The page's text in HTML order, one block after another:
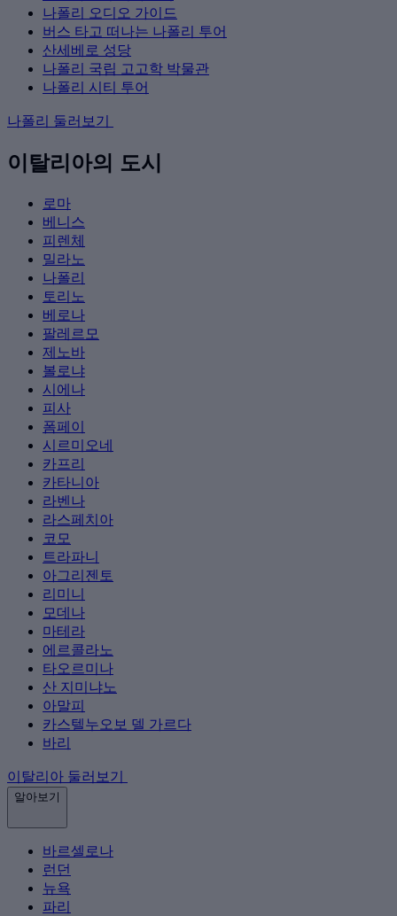
나폴리 오디오 가이드
버스 타고 떠나는 나폴리 투어
산세베로 성당
나폴리 국립 고고학 박물관
나폴리 시티 투어
나폴리 둘러보기
이탈리아의 도시
로마
베니스
피렌체
밀라노
나폴리
토리노
베로나
팔레르모
제노바
볼로냐
시에나
피사
폼페이
시르미오네
카프리
카타니아
라벤나
라스페치아
코모
트라파니
아그리젠토
리미니
모데나
마테라
에르콜라노
타오르미나
산 지미냐노
아말피
카스텔누오보 델 가르다
바리
이탈리아 둘러보기
알아보기
바르셀로나
런던
뉴욕
파리